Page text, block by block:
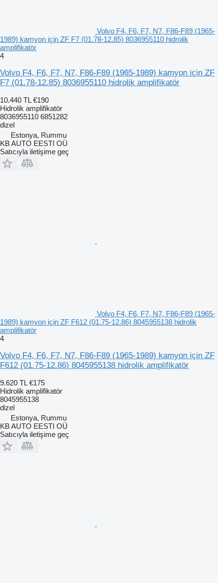
Volvo F4, F6, F7, N7, F86-F89 (1965-
1989) kamyon için ZF F7 (01.78-12.85) 8036955110 hidrolik
amplifikatör
4
Volvo F4, F6, F7, N7, F86-F89 (1965-1989) kamyon için ZF
F7 (01.78-12.85) 8036955110 hidrolik amplifikatör
10.440 TL €190
Hidrolik amplifikatör
8036955110 6851282
dizel
Estonya, Rummu
KB AUTO EESTI OÜ
Satıcıyla iletişime geç
Volvo F4, F6, F7, N7, F86-F89 (1965-
1989) kamyon için ZF F612 (01.75-12.86) 8045955138 hidrolik
amplifikatör
4
Volvo F4, F6, F7, N7, F86-F89 (1965-1989) kamyon için ZF
F612 (01.75-12.86) 8045955138 hidrolik amplifikatör
9.620 TL €175
Hidrolik amplifikatör
8045955138
dizel
Estonya, Rummu
KB AUTO EESTI OÜ
Satıcıyla iletişime geç